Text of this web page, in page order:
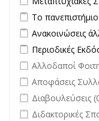
Apply Το
Το
ApplyΑνακοινώσεις
Apply Περιοδικές
Περιοδικές
undefined
Αλλοδαποί
undefined
Αποφάσεις
undefined
Διαβουλεύσεις
undefined
Διδακτορικές